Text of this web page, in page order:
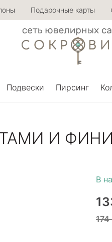
Подарочные карты
Подвески Пирсинг
И